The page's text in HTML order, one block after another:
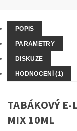
POPIS
PARAMETRY
DISKUZE
HODNOCENÍ (1)
TABÁKOVÝ
MIX 10ML